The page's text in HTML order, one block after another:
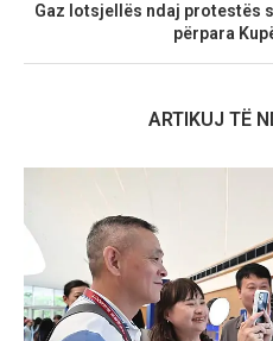
Gaz lotsjellës ndaj protestës
përpara
ARTIKUJ TË